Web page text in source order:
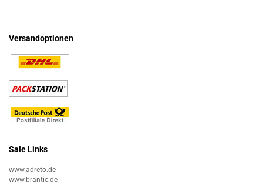
Versandoptionen
Sale Links
www.adreto.de
www.brantic.de